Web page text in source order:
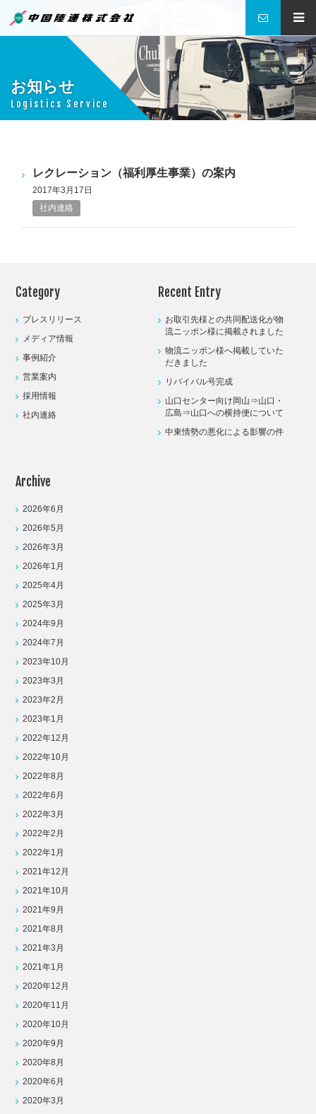
中国陸運株式会社
お知らせ
Logistics Service
レクレーション（福利厚生事業）の案内
2017年3月17日
社内連絡
Category
プレスリリース
メディア情報
事例紹介
営業案内
採用情報
社内連絡
Recent Entry
お取引先様との共同配送化が物
流ニッポン様に掲載されました
物流ニッポン様へ掲載していた
だきました
リバイバル号完成
山口センター向け岡山⇒山口・
広島⇒山口への横持便について
中東情勢の悪化による影響の件
Archive
2026年6月
2026年5月
2026年3月
2026年1月
2025年4月
2025年3月
2024年9月
2024年7月
2023年10月
2023年3月
2023年2月
2023年1月
2022年12月
2022年10月
2022年8月
2022年6月
2022年3月
2022年2月
2022年1月
2021年12月
2021年10月
2021年9月
2021年8月
2021年3月
2021年1月
2020年12月
2020年11月
2020年10月
2020年9月
2020年8月
2020年6月
2020年3月